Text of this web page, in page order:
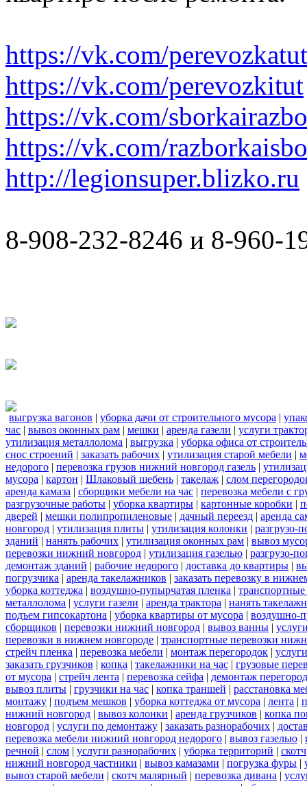
https://vk.com/perevozkatut
https://vk.com/perevozkitut
https://vk.com/
https://vk.com/
http://legionsuper.blizko.ru
8-908-232-8246 и 8-960-
выгрузка вагонов | уборка дачи от строительного мусора |
час | вывоз оконных рам | мешки | аренда газели | услуги
утилизация металлолома | выгрузка | уборка офиса от
снос строений | заказать рабочих | утилизация старой мебели |
недорого | перевозка грузов нижний новгород газель |
мусора | картон | Шлаковый щебень | такелаж | слом
аренда камаза | сборщики мебели на час | перевозка мебели с
разгрузочные работы | уборка квартиры | картонные коробки |
дверей | мешки полипропиленовые | дачный переезд | аренда
новгород | утилизация плиты | утилизация колонки | разгрузо-
зданий | нанять рабочих | утилизация оконных рам | вывоз
перевозки нижний новгород | утилизация газелью | разгрузо-
демонтаж зданий | рабочие недорого | доставка до квартиры |
погрузчика | аренда такелажников | заказать перевозку в
уборка коттеджа | воздушно-пупырчатая пленка | транспортные
металлолома | услуги газели | аренда трактора | нанять
подъем гипсокартона | уборка квартиры от мусора | воздушно-
сборщиков | перевозки нижний новгород | вывоз ванны |
перевозки в нижнем новгороде | транспортные перевозки
стрейч пленка | перевозка мебели | монтаж перегородок |
заказать грузчиков | копка | такелажники на час | грузовые
от мусора | стрейч лента | перевозка сейфа | демонтаж
вывоз плиты | грузчики на час | копка траншей | расстановка
монтажу | подъем мешков | уборка коттеджа от мусора | лента |
нижний новгород | вывоз колонки | аренда грузчиков | копка
новгород | услуги по демонтажу | заказать разнорабочих |
перевозка мебели нижний новгород недорого | вывоз газелью |
речной | слом | услуги разнорабочих | уборка территорий | скотч
нижний новгород частники | вывоз камазами | погрузка фуры |
вывоз старой мебели | скотч малярный | перевозка дивана |